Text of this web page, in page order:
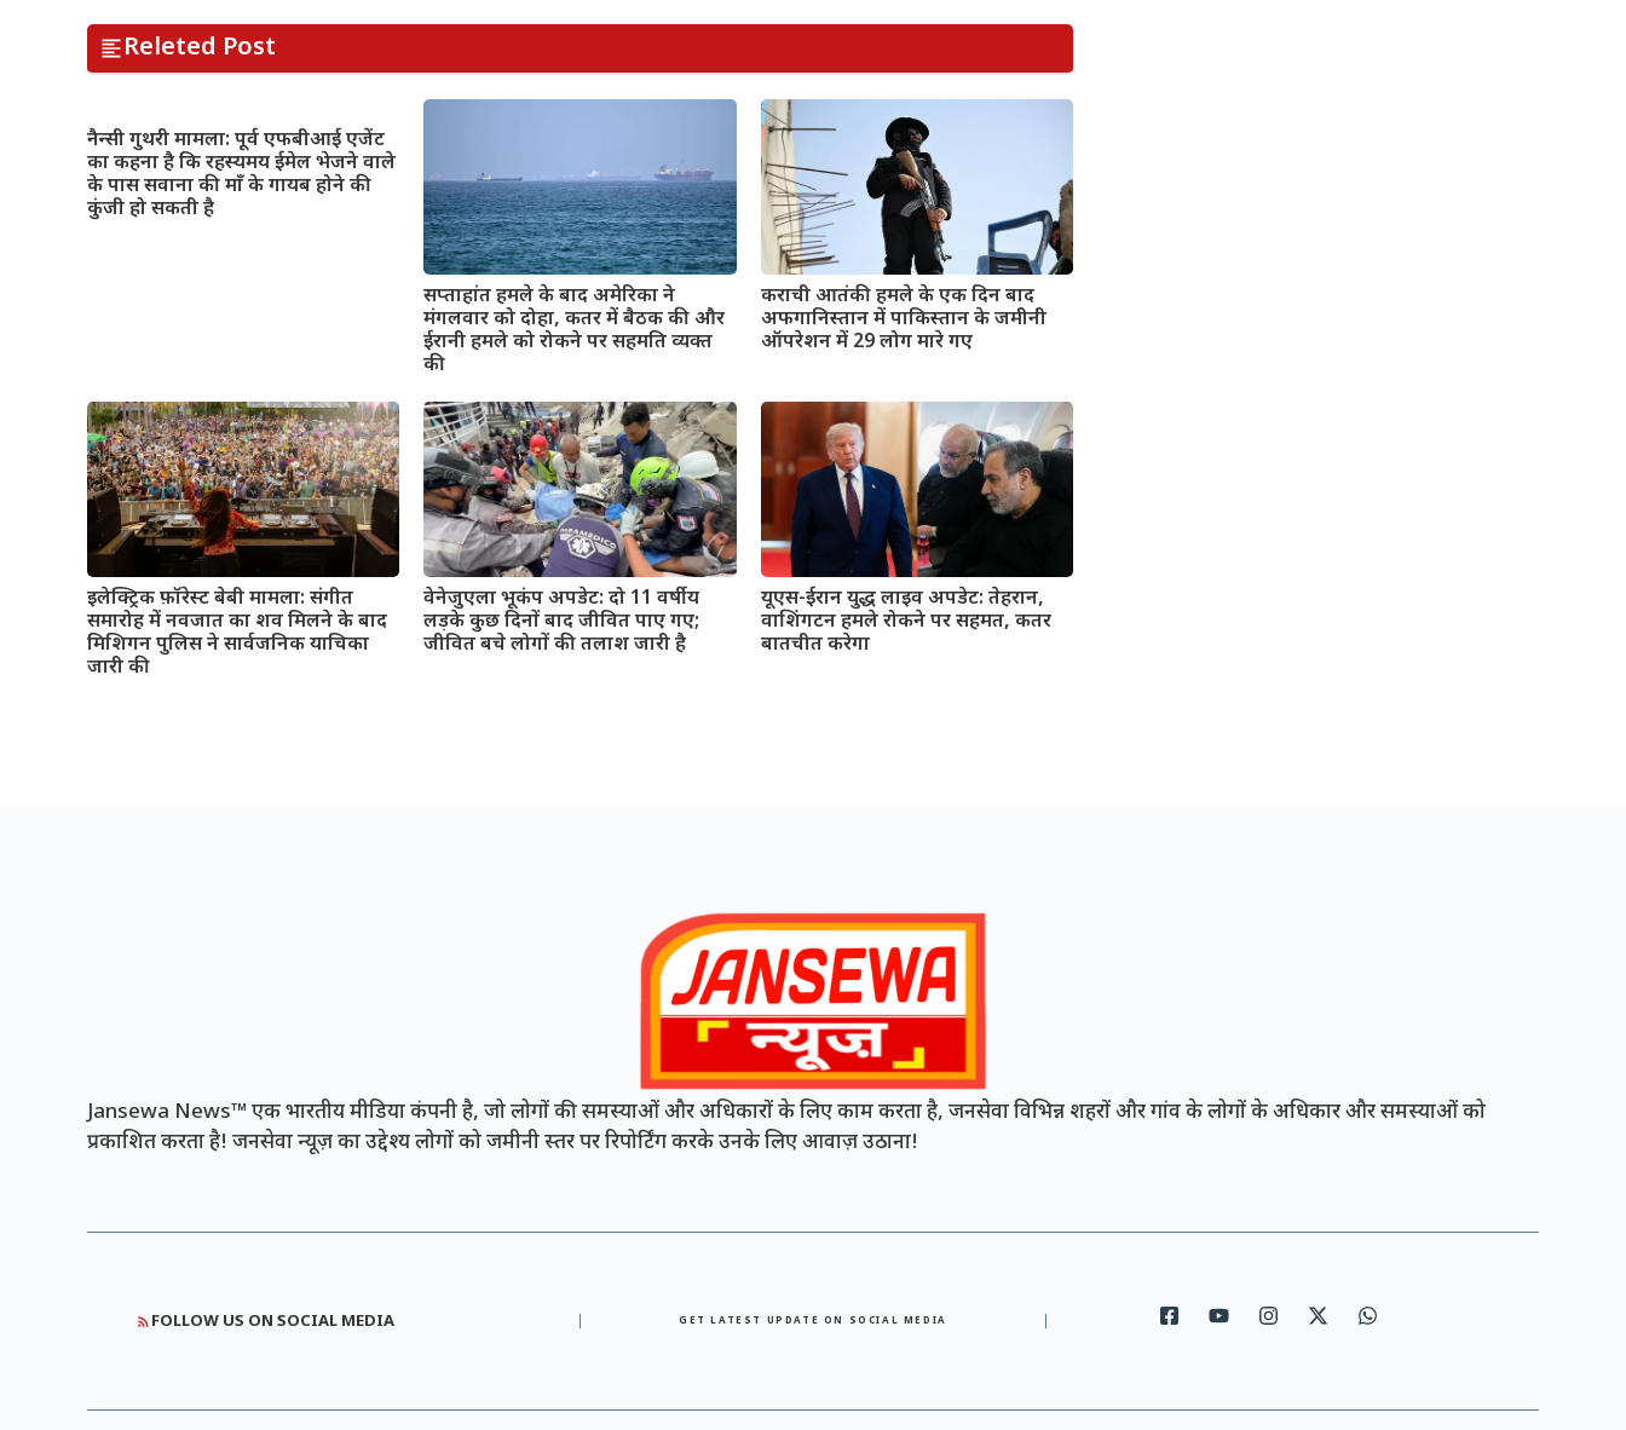
Releted Post
नैन्सी गुथरी मामला: पूर्व एफबीआई एजेंट
का कहना है कि रहस्यमय ईमेल भेजने वाले
के पास सवाना की माँ के गायब होने की
कुंजी हो सकती है
सप्ताहांत हमले के बाद अमेरिका ने
मंगलवार को दोहा, कतर में बैठक की और
ईरानी हमले को रोकने पर सहमति व्यक्त
की
कराची आतंकी हमले के एक दिन बाद
अफगानिस्तान में पाकिस्तान के जमीनी
ऑपरेशन में 29 लोग मारे गए
इलेक्ट्रिक फ़ॉरेस्ट बेबी मामला: संगीत
समारोह में नवजात का शव मिलने के बाद
मिशिगन पुलिस ने सार्वजनिक याचिका
जारी की
वेनेजुएला भूकंप अपडेट: दो 11 वर्षीय
लड़के कुछ दिनों बाद जीवित पाए गए;
जीवित बचे लोगों की तलाश जारी है
यूएस-ईरान युद्ध लाइव अपडेट: तेहरान,
वाशिंगटन हमले रोकने पर सहमत, कतर
बातचीत करेगा
Jansewa News™ एक भारतीय मीडिया कंपनी है, जो लोगों की समस्याओं और अधिकारों के लिए काम करता है, जनसेवा विभिन्न शहरों और गांव के लोगों के अधिकार और समस्याओं को
प्रकाशित करता है! जनसेवा न्यूज़ का उद्देश्य लोगों को जमीनी स्तर पर रिपोर्टिंग करके उनके लिए आवाज़ उठाना!
FOLLOW US ON SOCIAL MEDIA GET LATEST UPDATE ON SOCIAL MEDIA